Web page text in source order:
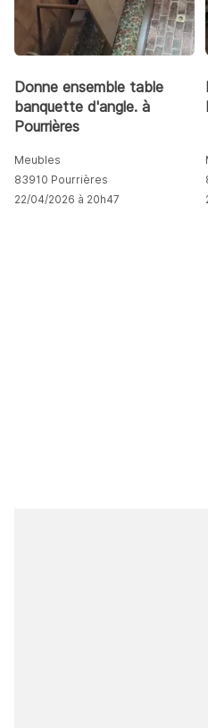
Donne ensemble table
banquette d'angle. à
Pourrières
Meubles
83910 Pourrières
22/04/2026 à 20h47